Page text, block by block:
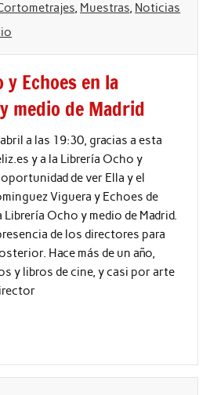
, Muestras, Noticias
y Echoes en la
medio de Madrid
a las 19:30, gracias a esta
y a la Librería Ocho y
de ver Ella y el
Viguera y Echoes de
Ocho y medio de Madrid.
de los directores para
Hace más de un año,
y libros de cine, y casi por arte